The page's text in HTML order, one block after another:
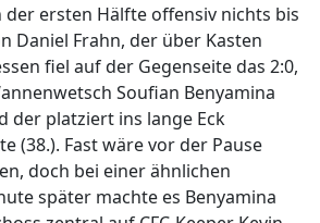
der ersten Hälfte offensiv nichts bis
Daniel Frahn, der über Kasten
fiel auf der Gegenseite das 2:0,
Soufian Benyamina
der platziert ins lange Eck
(38.). Fast wäre vor der Pause
doch bei einer ähnlichen
später machte es Benyamina